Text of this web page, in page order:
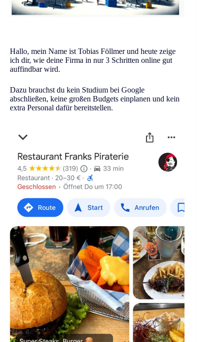
Hallo, mein Name ist Tobias Föllmer und heute zeige
ich dir, wie deine Firma in nur 3 Schritten online gut
auffindbar wird.
Dazu brauchst du kein Studium bei Google
abschließen, keine großen Budgets einplanen und kein
extra Personal dafür bereitstellen.